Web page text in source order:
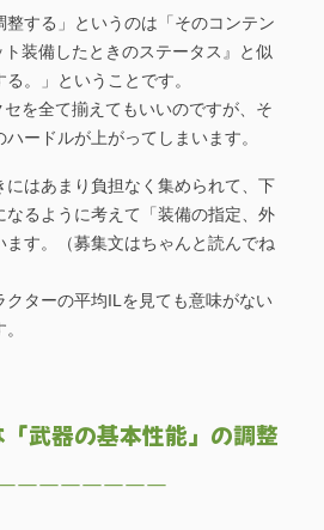
整する」というのは「そのコンテン
装備したときのステータス』と似
。」ということです。
を全て揃えてもいいのですが、そ
ードルが上がってしまいます。
にはあまり負担なく集められて、下
なるように考えて「装備の指定、外
す。（募集文はちゃんと読んでね
ターの平均IL を見ても意味がない
武器の基本性能」の調整
￣￣￣￣￣￣￣